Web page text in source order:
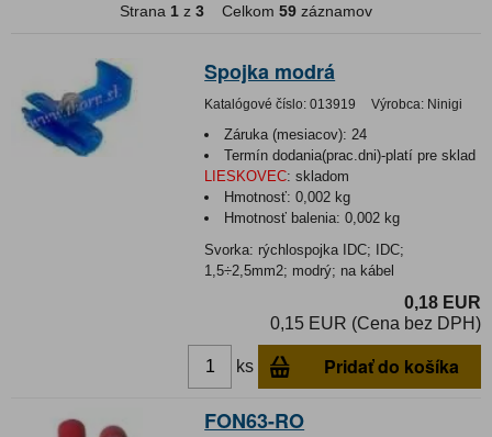
Strana 1 z 3 Celkom 59 záznamov
Spojka modrá
Katalógové číslo: 013919 Výrobca: Ninigi
Záruka (mesiacov): 24
Termín dodania(prac.dni)-platí pre sklad
LIESKOVEC: skladom
Hmotnosť:0,002 kg
Hmotnosť balenia:0,002 kg
Svorka: rýchlospojka IDC; IDC;
1,5÷2,5mm2; modrý; na kábel
0,18 EUR
0,15 EUR (Cena bez DPH)
ks Pridať do košíka
FON63-RO